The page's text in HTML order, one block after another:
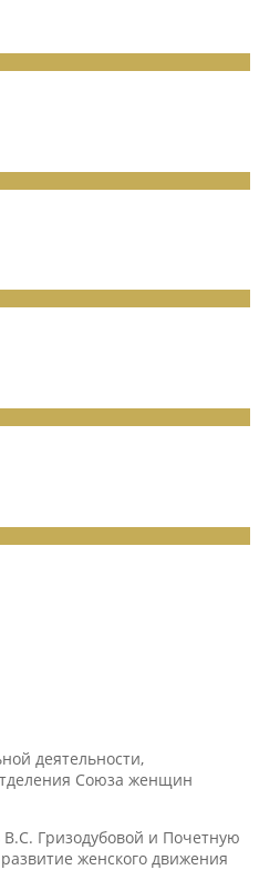
деятельности,
Союза женщин
Гризодубовой и Почетную
женского движения